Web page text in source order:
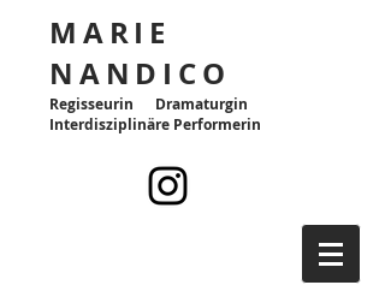
MARIE
NANDICO
Regisseurin Dramaturgin
Interdisziplinäre Performerin